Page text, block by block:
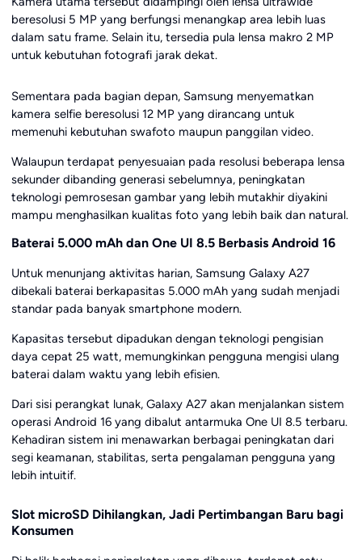
beresolusi 5 MP yang berfungsi menangkap area lebih luas
dalam satu frame. Selain itu, tersedia pula lensa makro 2 MP
untuk kebutuhan fotografi jarak dekat.
Sementara pada bagian depan, Samsung menyematkan
kamera selfie beresolusi 12 MP yang dirancang untuk
memenuhi kebutuhan swafoto maupun panggilan video.
Walaupun terdapat penyesuaian pada resolusi beberapa lensa
sekunder dibanding generasi sebelumnya, peningkatan
teknologi pemrosesan gambar yang lebih mutakhir diyakini
mampu menghasilkan kualitas foto yang lebih baik dan natural.
Baterai 5.000 mAh dan One UI 8.5 Berbasis Android 16
Untuk menunjang aktivitas harian, Samsung Galaxy A27
dibekali baterai berkapasitas 5.000 mAh yang sudah menjadi
standar pada banyak smartphone modern.
Kapasitas tersebut dipadukan dengan teknologi pengisian
daya cepat 25 watt, memungkinkan pengguna mengisi ulang
baterai dalam waktu yang lebih efisien.
Dari sisi perangkat lunak, Galaxy A27 akan menjalankan sistem
operasi Android 16 yang dibalut antarmuka One UI 8.5 terbaru.
Kehadiran sistem ini menawarkan berbagai peningkatan dari
segi keamanan, stabilitas, serta pengalaman pengguna yang
lebih intuitif.
Slot microSD Dihilangkan, Jadi Pertimbangan Baru bagi
Konsumen